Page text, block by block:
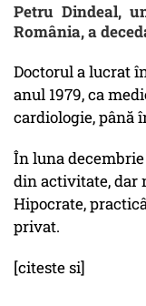
Petru Dindeal,
România, a
Doctorul a lucrat
anul 1979, ca
cardiologie, până
În luna decembrie
din activitate, dar
Hipocrate,
privat.
[citeste si]